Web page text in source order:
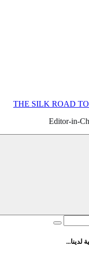
Editor-in-
لدينا...